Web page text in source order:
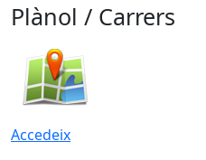
Plànol / Carrers
Accedeix